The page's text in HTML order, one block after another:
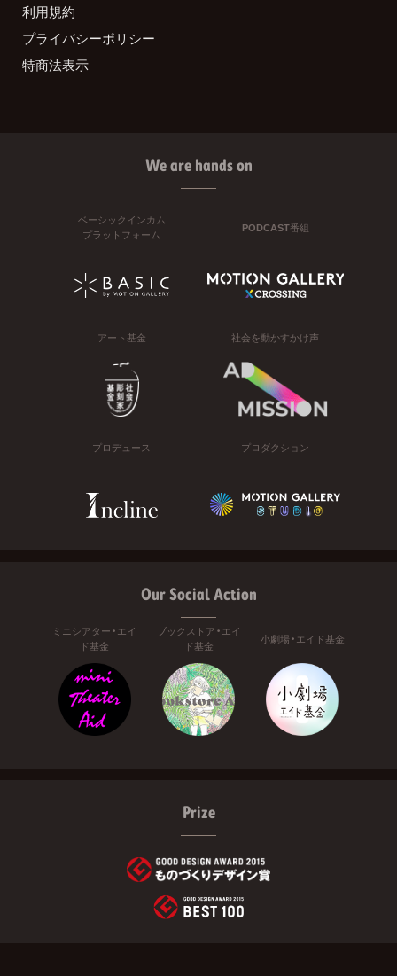
利用規約
プライバシーポリシー
特商法表示
We are hands on
ベーシックインカム
プラットフォーム
PODCAST番組
アート基金 社会を動かすかけ声
プロデュース プロダクション
Our Social Action
ミニシアター・エイ
ド基金
ブックストア・エイ
ド基金
小劇場・エイド基金
Prize